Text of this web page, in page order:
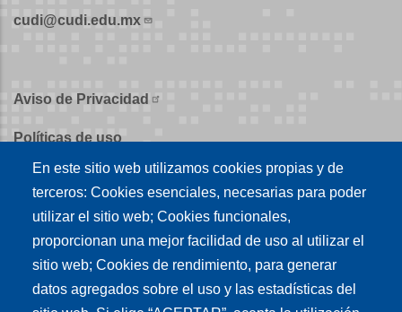
En este sitio web utilizamos cookies propias y de
terceros: Cookies esenciales, necesarias para poder
utilizar el sitio web; Cookies funcionales,
proporcionan una mejor facilidad de uso al utilizar el
sitio web; Cookies de rendimiento, para generar
datos agregados sobre el uso y las estadísticas del
cudi@cudi.edu.mx
Aviso de Privacidad
Políticas de uso
Políticas de publicación
Créditos
Tu conexión es